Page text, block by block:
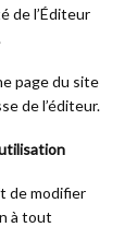
de l’Éditeur
page du site
de l’éditeur.
de modifier
à tout